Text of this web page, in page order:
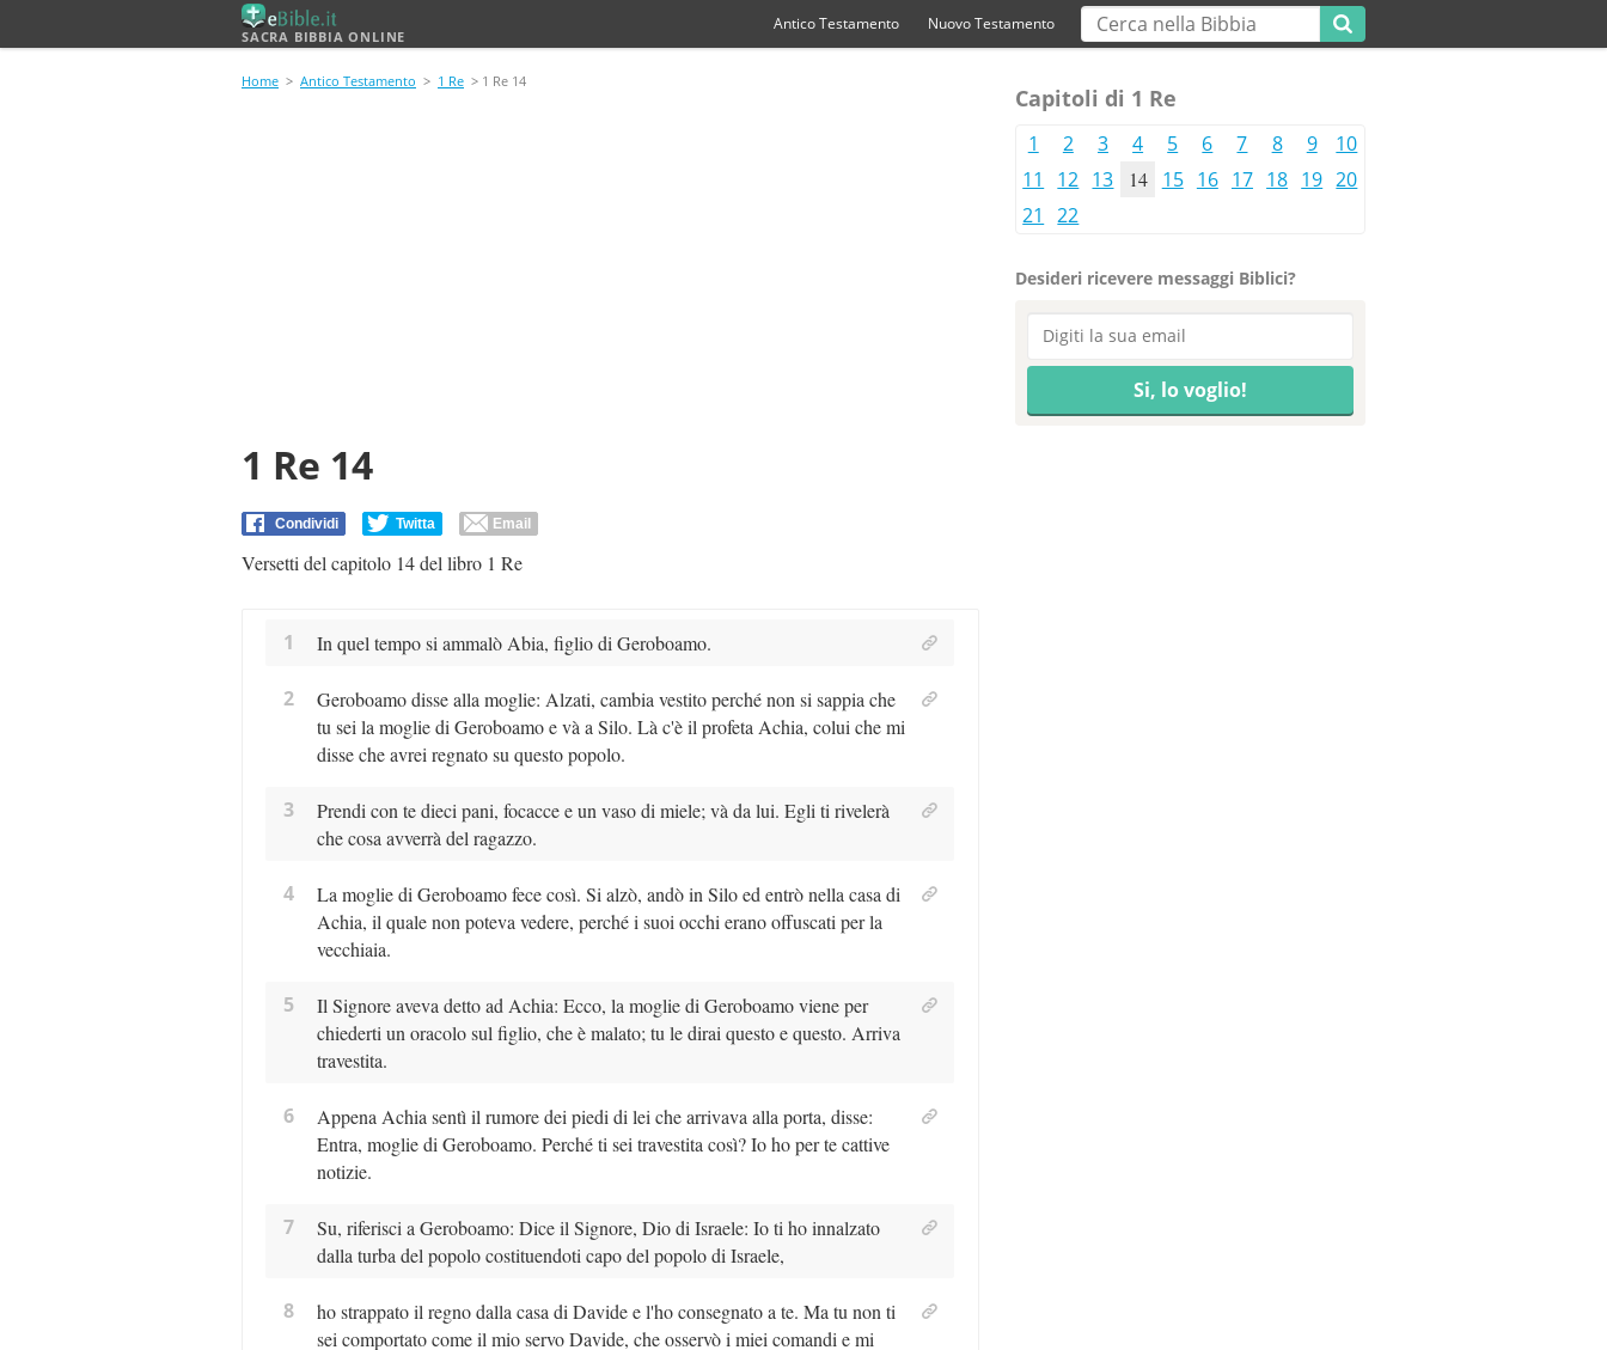
SACRA BIBBIA ONLINE
Antico Testamento Nuovo Testamento
Home > Antico Testamento > 1 Re > 1 Re 14
1 Re 14
Condividi Twitta Email
Versetti del capitolo 14 del libro 1 Re
1 In quel tempo si ammalò Abia, figlio di Geroboamo.
2
Geroboamo disse alla moglie: Alzati, cambia vestito perché non si sappia che
tu sei la moglie di Geroboamo e và a Silo. Là c'è il profeta Achia, colui che mi
disse che avrei regnato su questo popolo.
3
Prendi con te dieci pani, focacce e un vaso di miele; và da lui. Egli ti rivelerà
che cosa avverrà del ragazzo.
4
La moglie di Geroboamo fece così. Si alzò, andò in Silo ed entrò nella casa di
Achia, il quale non poteva vedere, perché i suoi occhi erano offuscati per la
vecchiaia.
5
Il Signore aveva detto ad Achia: Ecco, la moglie di Geroboamo viene per
chiederti un oracolo sul figlio, che è malato; tu le dirai questo e questo. Arriva
travestita.
6
Appena Achia sentì il rumore dei piedi di lei che arrivava alla porta, disse:
Entra, moglie di Geroboamo. Perché ti sei travestita così? Io ho per te cattive
notizie.
7
Su, riferisci a Geroboamo: Dice il Signore, Dio di Israele: Io ti ho innalzato
dalla turba del popolo costituendoti capo del popolo di Israele,
8
ho strappato il regno dalla casa di Davide e l'ho consegnato a te. Ma tu non ti
sei comportato come il mio servo Davide, che osservò i miei comandi e mi
Capitoli di 1 Re
1 2 3 4 5 6 7 8 9
10
11
12 13 14 15 16 17 18 19 20
21
22
Desideri ricevere messaggi Biblici?